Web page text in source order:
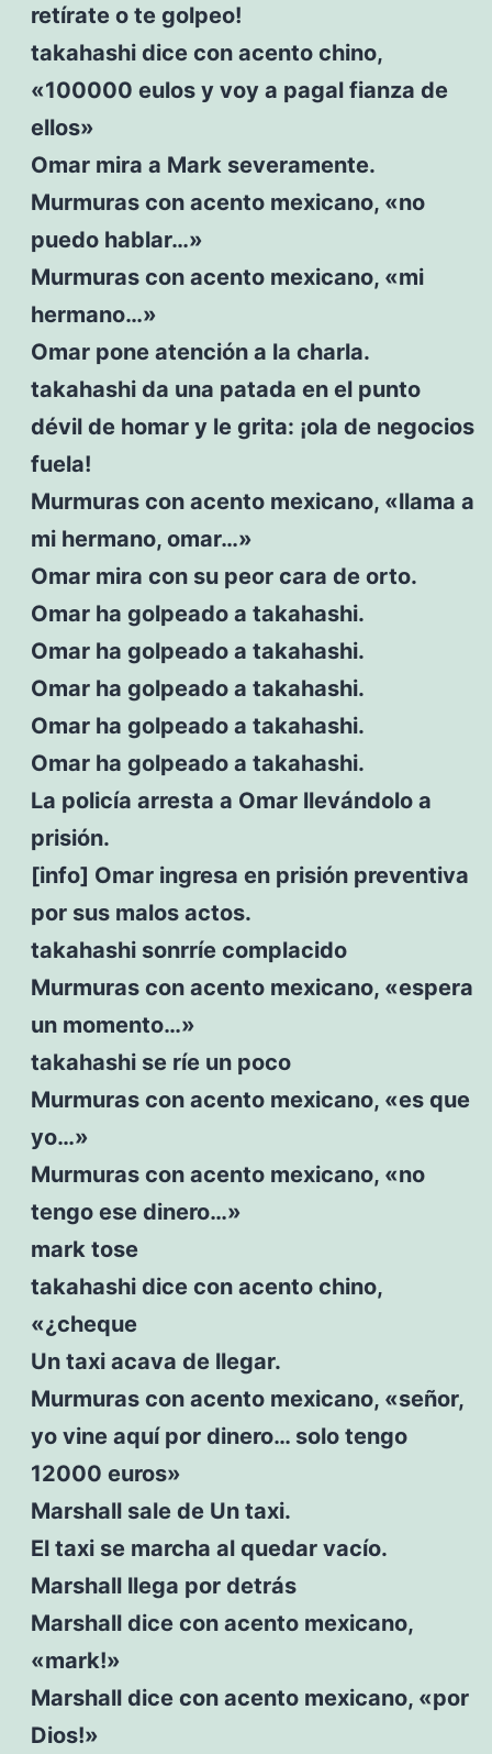
retírate o te golpeo!
takahashi dice con acento chino,
«100000 eulos y voy a pagal fianza de
ellos»
Omar mira a Mark severamente.
Murmuras con acento mexicano, «no
puedo hablar…»
Murmuras con acento mexicano, «mi
hermano…»
Omar pone atención a la charla.
takahashi da una patada en el punto
dévil de homar y le grita: ¡ola de negocios
fuela!
Murmuras con acento mexicano, «llama a
mi hermano, omar…»
Omar mira con su peor cara de orto.
Omar ha golpeado a takahashi.
Omar ha golpeado a takahashi.
Omar ha golpeado a takahashi.
Omar ha golpeado a takahashi.
Omar ha golpeado a takahashi.
La policía arresta a Omar llevándolo a
prisión.
[info] Omar ingresa en prisión preventiva
por sus malos actos.
takahashi sonrríe complacido
Murmuras con acento mexicano, «espera
un momento…»
takahashi se ríe un poco
Murmuras con acento mexicano, «es que
yo…»
Murmuras con acento mexicano, «no
tengo ese dinero…»
mark tose
takahashi dice con acento chino,
«¿cheque
Un taxi acava de llegar.
Murmuras con acento mexicano, «señor,
yo vine aquí por dinero… solo tengo
12000 euros»
Marshall sale de Un taxi.
El taxi se marcha al quedar vacío.
Marshall llega por detrás
Marshall dice con acento mexicano,
«mark!»
Marshall dice con acento mexicano, «por
Dios!»